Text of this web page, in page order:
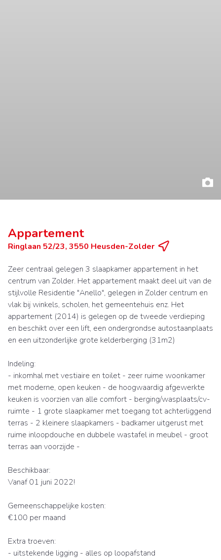
Appartement
Ringlaan 52/23, 3550 Heusden-Zolder
Zeer centraal gelegen 3 slaapkamer appartement in het
centrum van Zolder. Het appartement maakt deel uit van de
stijlvolle Residentie "Anello", gelegen in Zolder centrum en
vlak bij winkels, scholen, het gemeentehuis enz. Het
appartement (2014) is gelegen op de tweede verdieping
en beschikt over een lift, een ondergrondse autostaanplaats
en een uitzonderlijke grote kelderberging (31m2)
Indeling:
- inkomhal met vestiaire en toilet - zeer ruime woonkamer
met moderne, open keuken - de hoogwaardig afgewerkte
keuken is voorzien van alle comfort - berging/wasplaats/cv-
ruimte - 1 grote slaapkamer met toegang tot achterliggend
terras - 2 kleinere slaapkamers - badkamer uitgerust met
ruime inloopdouche en dubbele wastafel in meubel - groot
terras aan voorzijde -
Beschikbaar:
Vanaf 01 juni 2022!
Gemeenschappelijke kosten:
€100 per maand
Extra troeven:
- uitstekende ligging - alles op loopafstand